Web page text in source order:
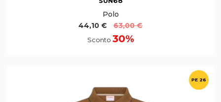
Polo
44,10 €
63,00 €
Sconto 30%
PE 26